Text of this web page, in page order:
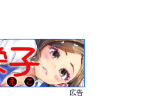
広告